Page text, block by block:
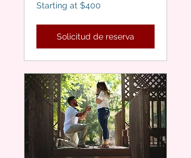
Starting
at
Starting at $400
Solicitud de reserva